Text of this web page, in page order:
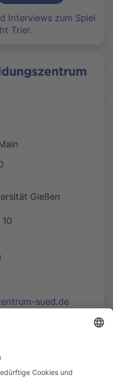
Interviews zum Spiel
Trier.
Gießen
sued.de